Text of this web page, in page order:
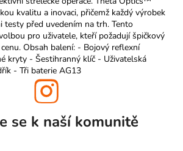
kvalitu a inovaci, přičemž každý výrobek
testy před uvedením na trh. Tento
pro uživatele, kteří požadují špičkový
Obsah balení: - Bojový reflexní
kryty - Šestihranný klíč - Uživatelská
- Tři baterie AG13
se k naší komunitě